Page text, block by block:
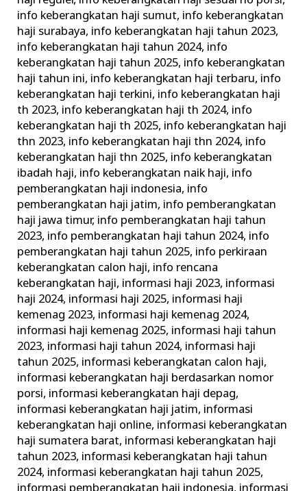
info keberangkatan haji sumut, info keberangkatan
haji surabaya, info keberangkatan haji tahun 2023,
info keberangkatan haji tahun 2024, info
keberangkatan haji tahun 2025, info keberangkatan
haji tahun ini, info keberangkatan haji terbaru, info
keberangkatan haji terkini, info keberangkatan haji
th 2023, info keberangkatan haji th 2024, info
keberangkatan haji th 2025, info keberangkatan haji
thn 2023, info keberangkatan haji thn 2024, info
keberangkatan haji thn 2025, info keberangkatan
ibadah haji, info keberangkatan naik haji, info
pemberangkatan haji indonesia, info
pemberangkatan haji jatim, info pemberangkatan
haji jawa timur, info pemberangkatan haji tahun
2023, info pemberangkatan haji tahun 2024, info
pemberangkatan haji tahun 2025, info perkiraan
keberangkatan calon haji, info rencana
keberangkatan haji, informasi haji 2023, informasi
haji 2024, informasi haji 2025, informasi haji
kemenag 2023, informasi haji kemenag 2024,
informasi haji kemenag 2025, informasi haji tahun
2023, informasi haji tahun 2024, informasi haji
tahun 2025, informasi keberangkatan calon haji,
informasi keberangkatan haji berdasarkan nomor
porsi, informasi keberangkatan haji depag,
informasi keberangkatan haji jatim, informasi
keberangkatan haji online, informasi keberangkatan
haji sumatera barat, informasi keberangkatan haji
tahun 2023, informasi keberangkatan haji tahun
2024, informasi keberangkatan haji tahun 2025,